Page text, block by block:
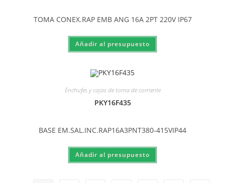
TOMA CONEX.RAP EMB ANG 16A 2PT 220V IP67
Enchufes y cajas de toma de corriente
PKY16F435
BASE EM.SAL.INC.RAP16A3PNT380-415VIP44